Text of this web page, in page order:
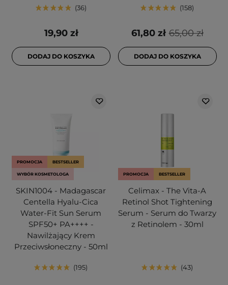
36
19,90 zł
DODAJ DO KOSZYKA
158
65,00 zł
61,80 zł
DODAJ DO KOSZYKA
PROMOCJA BESTSELLER
WYBÓR KOSMETOLOGA
SKIN1004 - Madagascar
Centella Hyalu-Cica
Water-Fit Sun Serum
SPF50+ PA++++ -
Nawilżający Krem
Przeciwsłoneczny - 50ml
195
PROMOCJA BESTSELLER
Celimax - The Vita-A
Retinol Shot Tightening
Serum - Serum do Twarzy
z Retinolem - 30ml
43